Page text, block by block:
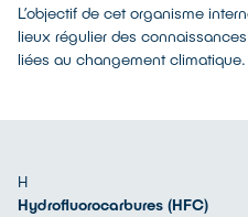
L’objectif de cet organisme
lieux régulier des
liées au changement climatique.
H
Hydrofluorocarbures (HFC)